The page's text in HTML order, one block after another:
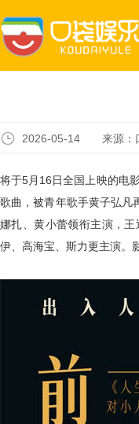
2026-05-14 来源：
将于5月 16日全国上映的电
歌曲，被青年歌手黄子弘凡
娜扎、黄小蕾领衔主演，
伊、高海宝、斯力更主演。